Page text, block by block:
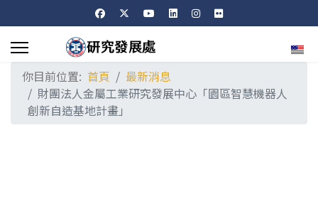
選擇
你目前位置: 首頁
最新消息
財團法人金屬工業研究發展中心「園區智慧機器人
創新自造基地計畫」